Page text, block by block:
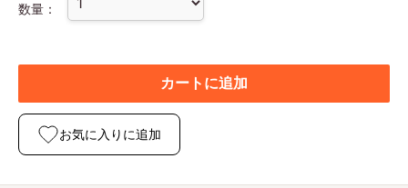
数量：
カートに追加
お気に入りに追加